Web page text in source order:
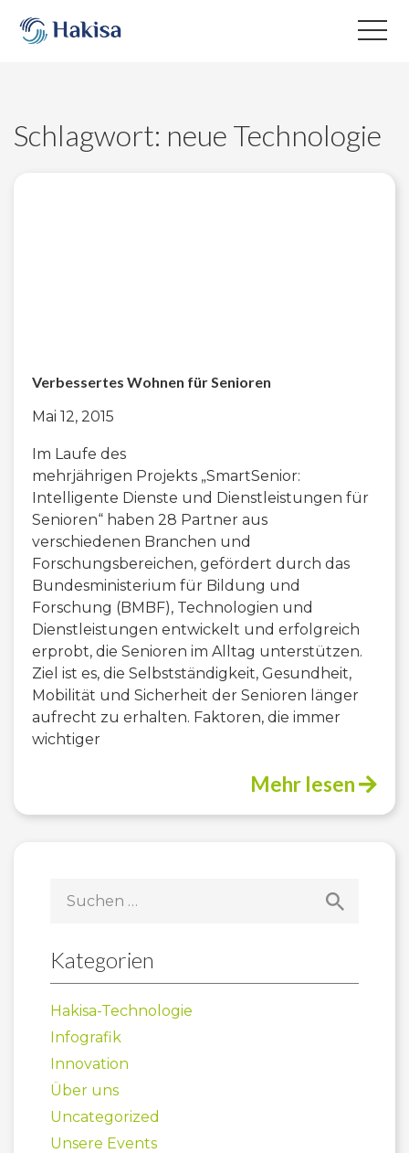
content
Schlagwort: neue Technologie
Verbessertes Wohnen für Senioren
Mai 12, 2015
Im Laufe des
mehrjährigen Projekts „SmartSenior:
Intelligente Dienste und Dienstleistungen für
Senioren“ haben 28 Partner aus
verschiedenen Branchen und
Forschungsbereichen, gefördert durch das
Bundesministerium für Bildung und
Forschung (BMBF), Technologien und
Dienstleistungen entwickelt und erfolgreich
erprobt, die Senioren im Alltag unterstützen.
Ziel ist es, die Selbstständigkeit, Gesundheit,
Mobilität und Sicherheit der Senioren länger
aufrecht zu erhalten. Faktoren, die immer
wichtiger
Mehr lesen
nach:
Kategorien
Hakisa-Technologie
Infografik
Innovation
Über uns
Uncategorized
Unsere Events